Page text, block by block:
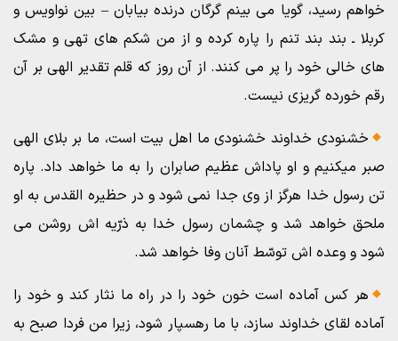
خواهم رسید، گویا مى بینم گرگان درنده بیابان – بین نواویس و
کربلا ـ بند بند تنم را پاره کرده و از من شکم هاى تهى و مشک
هاى خالى خود را پر مى کنند. از آن روز که قلم تقدیر الهى بر آن
رقم خورده گریزى نیست.
خشنودى خداوند خشنودى ما اهل بیت است، ما بر بلای الهی
صبر میکنیم و او پاداش عظیم صابران را به ما خواهد داد. پاره
تن رسول خدا هرگز از وی جدا نمى شود و در حظیره القدس به او
ملحق خواهد شد و چشمان رسول خدا به ذرّیه اش روشن مى
شود و وعده اش توسّط آنان وفا خواهد شد.
هر کس آماده است خون خود را در راه ما نثار کند و خود را
آماده لقاى خداوند سازد، با ما رهسپار شود، زیرا من فردا صبح به